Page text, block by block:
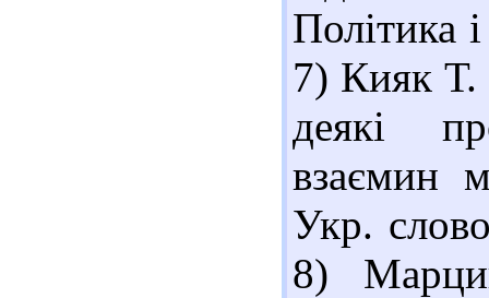
Політика
7) Кияк Т.
деякі
взаємин
Укр.
8)